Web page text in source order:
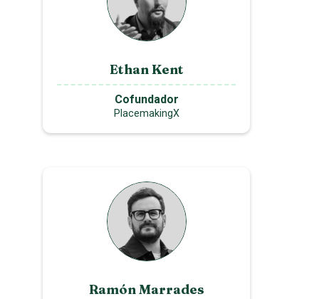
Ethan Kent
Cofundador
PlacemakingX
Ramón Marrades